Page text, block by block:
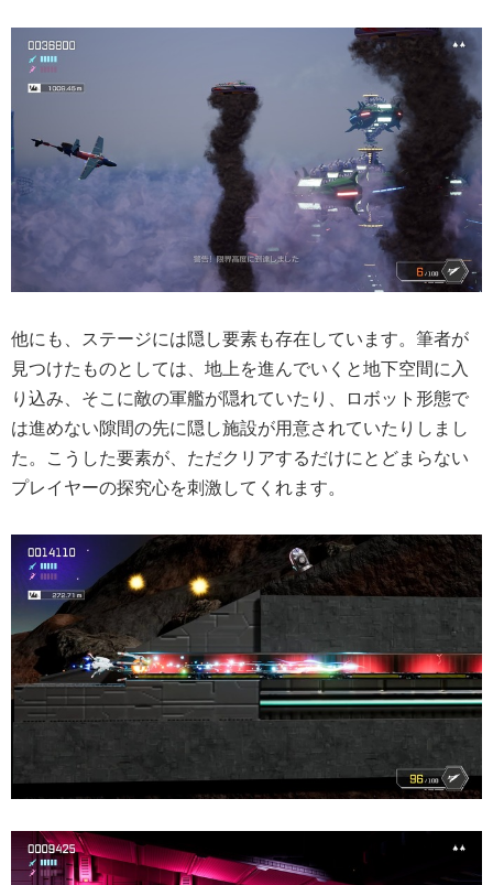
他にも、ステージには隠し要素も存在しています。筆者が
見つけたものとしては、地上を進んでいくと地下空間に入
り込み、そこに敵の軍艦が隠れていたり、ロボット形態で
は進めない隙間の先に隠し施設が用意されていたりしまし
た。こうした要素が、ただクリアするだけにとどまらない
プレイヤーの探究心を刺激してくれます。